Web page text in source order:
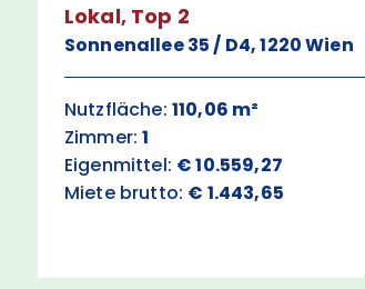
Lokal, Top 2
Sonnenallee 35 / D4, 1220 Wien
Nutzfläche: 110,06 m²
Zimmer:1
Eigenmittel: € 10.559,27
Miete brutto: € 1.443,65